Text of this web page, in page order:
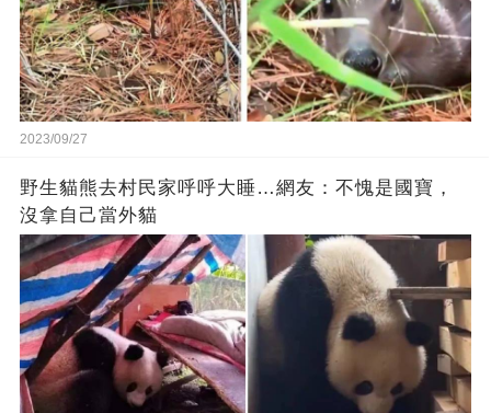
2023/09/27
野生貓熊去村民家呼呼大睡…網友：不愧是國寶，
沒拿自己當外貓